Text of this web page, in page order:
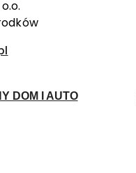
DOM I AUTO